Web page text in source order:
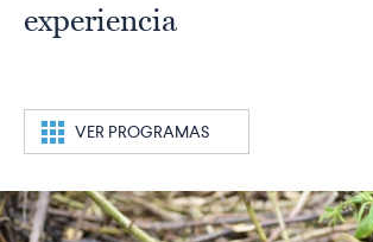
experiencia
c VER PROGRAMAS